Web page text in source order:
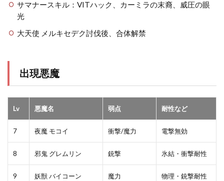
サマナースキル：VITハック、カーミラの末裔、威圧の眼
光
大天使 メルキセデク討伐後、合体解禁
出現悪魔
Lv 悪魔名 弱点 耐性など
7 夜魔 モコイ 衝撃/魔力 電撃無効
8 邪鬼 グレムリン 銃撃 氷結・衝撃耐性
9 妖獣 バイコーン 魔力 物理・銃撃耐性